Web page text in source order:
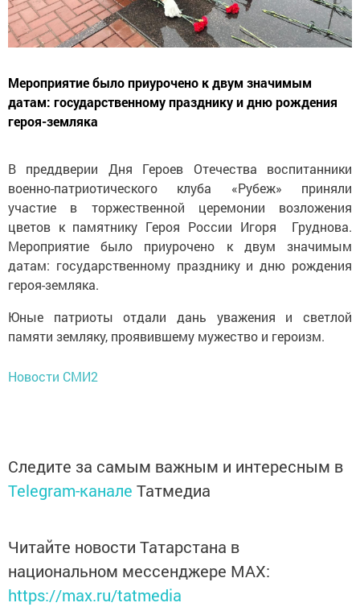
Мероприятие было приурочено к двум значимым
датам: государственному празднику и дню рождения
героя-земляка
В преддверии Дня Героев Отечества воспитанники
военно-патриотического клуба «Рубеж» приняли
участие в торжественной церемонии возложения
цветов к памятнику Героя России Игоря Груднова.
Мероприятие было приурочено к двум значимым
датам: государственному празднику и дню рождения
героя-земляка.
Юные патриоты отдали дань уважения и светлой
памяти земляку, проявившему мужество и героизм.
Новости СМИ2
Следите за самым важным и интересным в
Telegram-канале Татмедиа
Читайте новости Татарстана в
национальном мессенджере MАХ:
https://max.ru/tatmedia